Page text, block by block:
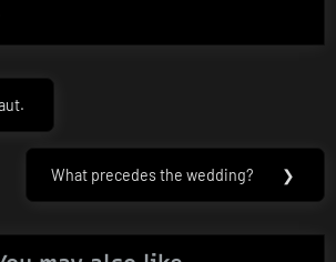
Next
What precedes the wedding? ❯